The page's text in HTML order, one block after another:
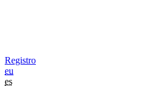
Registro
eu
es